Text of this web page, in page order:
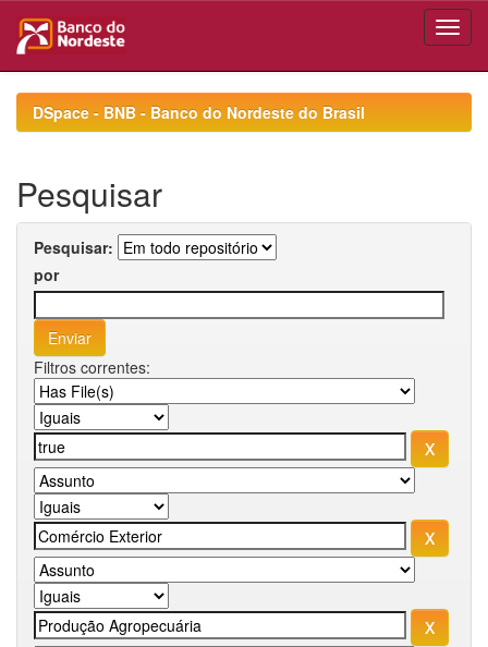
navigationDSpace - BNB - Banco do Nordeste do Brasil
Pesquisar
Pesquisar:
por
Filtros correntes: